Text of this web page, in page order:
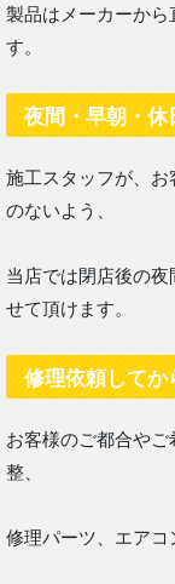
製品はメーカーか
す。
夜間・早朝・休
施工スタッフが、お
のないよう、
当店では閉店後の
せて頂けます。
修理依頼してか
お客様のご都合や
整、
修理パーツ、エアコ